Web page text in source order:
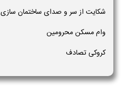
شکایت از سر و صدای ساختمان سازی
وام مسکن محرومین
کروکی تصادف